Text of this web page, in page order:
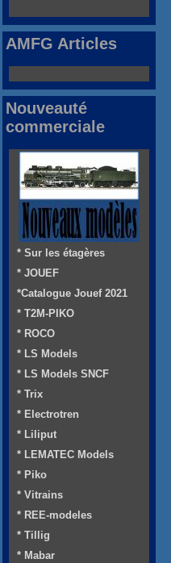
AMFG Articles
Nouveauté
commerciale
* Sur les étagères
* JOUEF
*Catalogue Jouef 2021
* T2M-PIKO
* ROCO
* LS Models
* LS Models SNCF
* Trix
* Electrotren
* Liliput
* LEMATEC Models
* Piko
* Vitrains
* REE-modeles
* Tillig
* Mabar